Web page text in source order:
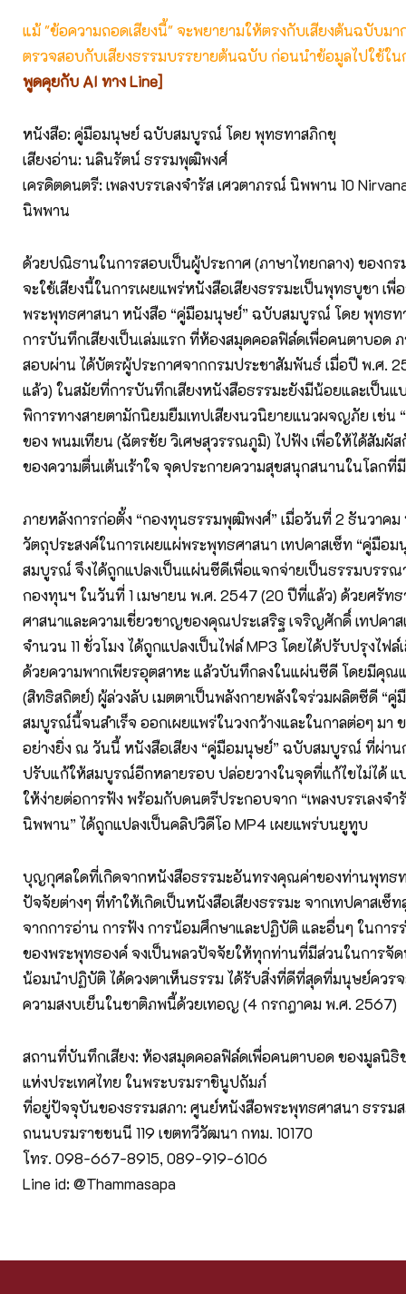
แม้ "ข้อความถอดเสียงนี้" จะพยายามให้ตรงกับเสียงต้นฉบับม
ตรวจสอบกับเสียงธรรมบรรยายต้นฉบับ ก่อนนำข้อมูลไปใช้ใน
พูดคุยกับ AI ทาง Line]
หนังสือ: คู่มือมนุษย์ ฉบับสมบูรณ์ โดย พุทธทาสภิกขุ
เสียงอ่าน: นลินรัตน์ ธรรมพุฒิพงศ์
เครดิตดนตรี: เพลงบรรเลงจำรัส เศวตาภรณ์ นิพพาน 10
นิพพาน
ด้วยปณิธานในการสอบเป็นผู้ประกาศ (ภาษาไทยกลาง) ของก
จะใช้เสียงนี้ในการเผยแพร่หนังสือเสียงธรรมะเป็นพุทธบูชา เพื่
พระพุทธศาสนา หนังสือ “คู่มือมนุษย์” ฉบับสมบูรณ์ โดย พุทธท
การบันทึกเสียงเป็นเล่มแรก ที่ห้องสมุดคอลฟิล์ดเพื่อคนตาบอด
สอบผ่าน ได้บัตรผู้ประกาศจากกรมประชาสัมพันธ์ เมื่อปี พ.ศ.
แล้ว) ในสมัยที่การบันทึกเสียงหนังสือธรรมะยังมีน้อยและเป็นแ
พิการทางสายตามักนิยมยืมเทปเสียงนวนิยายแนวผจญภัย เช่น
ของ พนมเทียน (ฉัตรชัย วิเศษสุวรรณภูมิ) ไปฟัง เพื่อให้ได้สัมผั
ของความตื่นเต้นเร้าใจ จุดประกายความสุขสนุกสนานในโลกที่
ภายหลังการก่อตั้ง “กองทุนธรรมพุฒิพงศ์” เมื่อวันที่ 2 ธันวาค
วัตถุประสงค์ในการเผยแผ่พระพุทธศาสนา เทปคาสเซ็ท “คู่มือ
สมบูรณ์ จึงได้ถูกแปลงเป็นแผ่นซีดีเพื่อแจกจ่ายเป็นธรรมบรรณ
กองทุนฯ ในวันที่ 1 เมษายน พ.ศ. 2547 (20 ปีที่แล้ว) ด้วยศรัท
ศาสนาและความเชี่ยวชาญของคุณประเสริฐ เจริญศักดิ์ เทปคาส
จำนวน 11 ชั่วโมง ได้ถูกแปลงเป็นไฟล์ MP3 โดยได้ปรับปรุงไฟล์
ด้วยความพากเพียรอุตสาหะ แล้วบันทึกลงในแผ่นซีดี โดยมีคุ
(สิทธิสถิตย์) ผู้ล่วงลับ เมตตาเป็นพลังกายพลังใจร่วมผลิตซีดี “
สมบูรณ์นี้จนสำเร็จ ออกเผยแพร่ในวงกว้างและในกาลต่อๆ มา
อย่างยิ่งณ วันนี้ หนังสือเสียง “คู่มือมนุษย์” ฉบับสมบูรณ์ ที่ผ่าน
ปรับแก้ให้สมบูรณ์อีกหลายรอบ ปล่อยวางในจุดที่แก้ไขไม่ได้ แ
ให้ง่ายต่อการฟัง พร้อมกับดนตรีประกอบจาก “เพลงบรรเลงจำ
นิพพาน” ได้ถูกแปลงเป็นคลิปวิดีโอ MP4 เผยแพร่บนยูทูบ
บุญกุศลใดที่เกิดจากหนังสือธรรมะอันทรงคุณค่าของท่านพุทธท
ปัจจัยต่างๆ ที่ทำให้เกิดเป็นหนังสือเสียงธรรมะ จากเทปคาสเซ็
จากการอ่าน การฟัง การน้อมศึกษาและปฏิบัติ และอื่นๆ ในการ
ของพระพุทธองค์ จงเป็นพลวปัจจัยให้ทุกท่านที่มีส่วนในการจั
น้อมนำปฏิบัติ ได้ดวงตาเห็นธรรม ได้รับสิ่งที่ดีที่สุดที่มนุษย์ควรจ
ความสงบเย็นในชาติภพนี้ด้วยเทอญ (4 กรกฎาคม พ.ศ. 2567)
สถานที่บันทึกเสียง: ห้องสมุดคอลฟิล์ดเพื่อคนตาบอด ของมูลนิ
แห่งประเทศไทย ในพระบรมราชินูปถัมภ์
ที่อยู่ปัจจุบันของธรรมสภา: ศูนย์หนังสือพระพุทธศาสนา ธรรมส
ถนนบรมราชชนนี 119 เขตทวีวัฒนา กทม. 10170
โทร. 098-667-8915, 089-919-6106
Line id: @Thammasapa